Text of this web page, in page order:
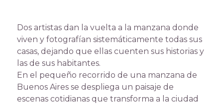
Dos artistas dan la vuelta a la manzana donde
viven y fotografían sistemáticamente todas sus
casas, dejando que ellas cuenten sus historias y
las de sus habitantes.
En el pequeño recorrido de una manzana de
Buenos Aires se despliega un paisaje de
escenas cotidianas que transforma a la ciudad